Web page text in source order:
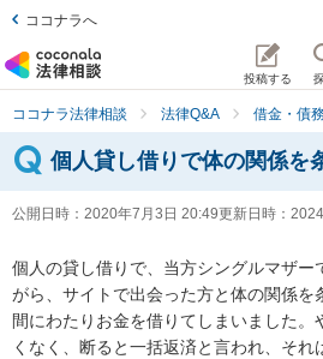
ココナラへ
投稿する
ココナラ法律相談 法律Q&A 借金・債
個人貸し借りで体の関係を
公開日時： 2020年7月3日 20:49更新日時：
個人の貸し借りで、当方シングルマザー
がら、サイトで出会った方と体の関係を
間にわたりお金を借りてしまいました。
くなく、断ると一括返済と言われ、それ